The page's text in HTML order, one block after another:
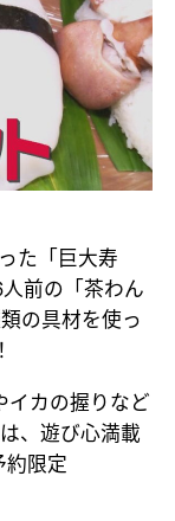
た「巨大寿
前の「茶わん
の具材を使っ
イカの握りなど
、遊び心満載
約限定